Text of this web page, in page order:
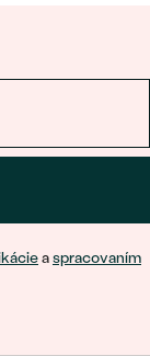
aspracovaním